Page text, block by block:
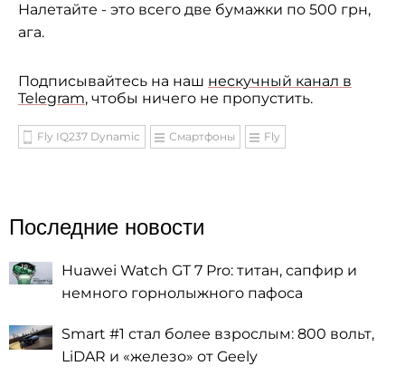
Налетайте - это всего две бумажки по 500 грн,
ага.
Подписывайтесь на наш нескучный канал в
Telegram, чтобы ничего не пропустить.
Fly IQ237 Dynamic Смартфоны Fly
Последние новости
Huawei Watch GT 7 Pro: титан, сапфир и
немного горнолыжного пафоса
Smart #1 стал более взрослым: 800 вольт,
LiDAR и «железо» от Geely